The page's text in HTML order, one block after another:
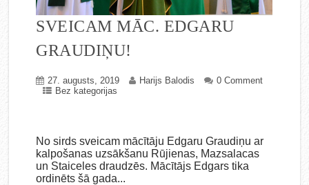
SVEICAM MĀC. EDGARU
GRAUDIŅU!
27. augusts, 2019 Harijs Balodis
0 Comment
Bez kategorijas
No sirds sveicam mācītāju Edgaru Graudiņu ar
kalpošanas uzsākšanu Rūjienas, Mazsalacas
un Staiceles draudzēs. Mācītājs Edgars tika
ordinēts šā gada...